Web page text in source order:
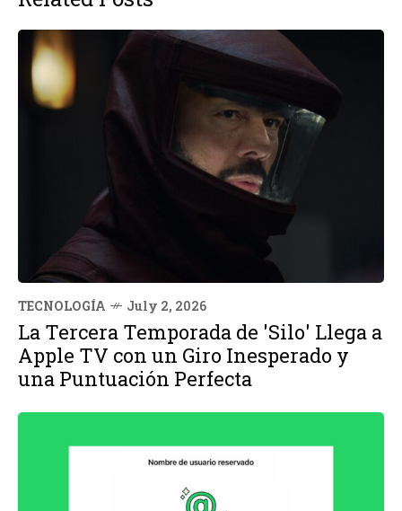
TECNOLOGÍA July 2, 2026
La Tercera Temporada de 'Silo' Llega a
Apple TV con un Giro Inesperado y
una Puntuación Perfecta